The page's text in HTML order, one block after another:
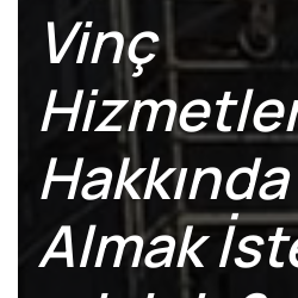
Vinç
Almak